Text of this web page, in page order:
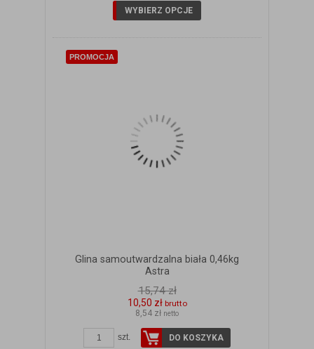
WYBIERZ OPCJE
PROMOCJA
Glina samoutwardzalna biała 0,46kg
Astra
15,74 zł
10,50 zł brutto
8,54 zł netto
szt. DO KOSZYKA